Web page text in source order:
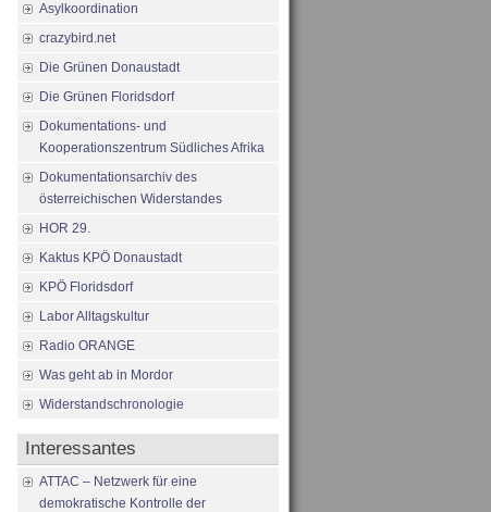
Asylkoordination
crazybird.net
Die Grünen Donaustadt
Die Grünen Floridsdorf
Dokumentations- und
Kooperationszentrum Südliches Afrika
Dokumentationsarchiv des
österreichischen Widerstandes
HOR 29.
Kaktus KPÖ Donaustadt
KPÖ Floridsdorf
Labor Alltagskultur
Radio ORANGE
Was geht ab in Mordor
Widerstandschronologie
Interessantes
ATTAC – Netzwerk für eine
demokratische Kontrolle der